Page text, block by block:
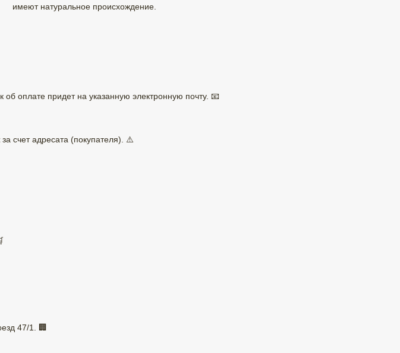
имеют натуральное происхождение.
оплате придет на указанную электронную почту. 📧
счет адресата (покупателя). ⚠️
47/1. 🏢